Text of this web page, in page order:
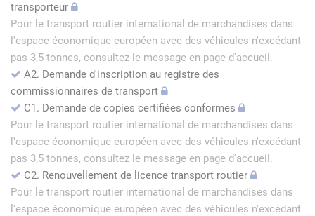
transporteur
Pour le transport routier international de marchandises dans
l'espace économique européen avec des véhicules n'excédant
pas 3,5 tonnes, consultez le message en page d'accueil.
A2. Demande d'inscription au registre des
commissionnaires de transport
C1. Demande de copies certifiées conformes
Pour le transport routier international de marchandises dans
l'espace économique européen avec des véhicules n'excédant
pas 3,5 tonnes, consultez le message en page d'accueil.
C2. Renouvellement de licence transport routier
Pour le transport routier international de marchandises dans
l'espace économique européen avec des véhicules n'excédant